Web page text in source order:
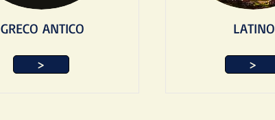
GRECO ANTICO
>
LATINO
>